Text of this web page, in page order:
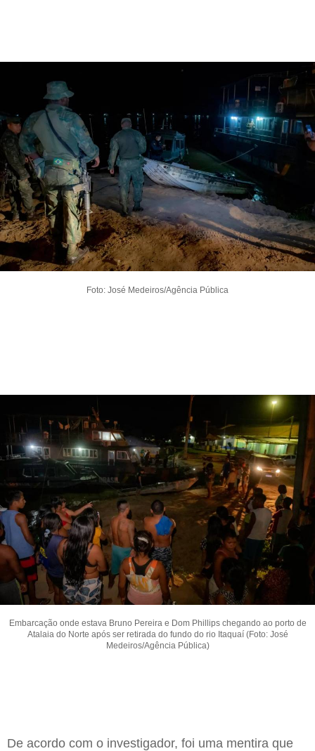
Foto: José Medeiros/Agência Pública
Embarcação onde estava Bruno Pereira e Dom Phillips chegando ao porto de
Atalaia do Norte após ser retirada do fundo do rio Itaquaí (Foto: José
Medeiros/Agência Pública)
De acordo com o investigador, foi uma mentira que